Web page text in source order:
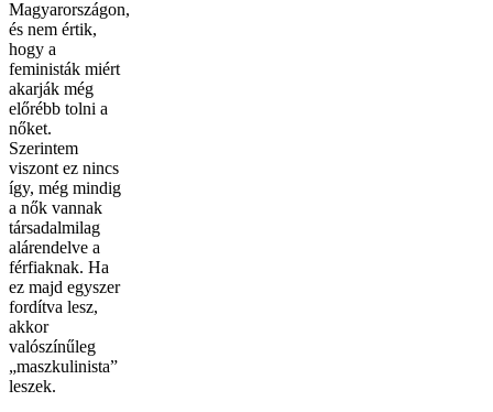
Magyarországon,
és nem értik,
hogy a
feministák miért
akarják még
előrébb tolni a
nőket.
Szerintem
viszont ez nincs
így, még mindig
a nők vannak
társadalmilag
alárendelve a
férfiaknak. Ha
ez majd egyszer
fordítva lesz,
akkor
valószínűleg
„maszkulinista”
leszek.